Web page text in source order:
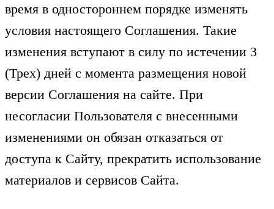
время в одностороннем порядке изменять
условия настоящего Соглашения. Такие
изменения вступают в силу по истечении 3
(Трех) дней с момента размещения новой
версии Соглашения на сайте. При
несогласии Пользователя с внесенными
изменениями он обязан отказаться от
доступа к Сайту, прекратить использование
материалов и сервисов Сайта.